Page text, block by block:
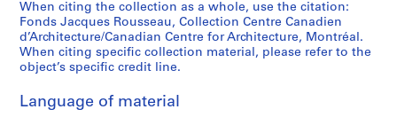
é
p
l
i
u
t
o
-
"
o
n
1
9
8
AP066.S5.D3
a
n
a
d
e
/
C
a
n
d
AP066.S5.D6
.
AP066.S5.D7
a
r
c
h
t
When citing the collection as a whole, use the citation:
Fonds Jacques Rousseau, Collection Centre Canadien
d’Architecture/Canadian Centre for Architecture, Montréal.
When citing specific collection material, please refer to the
object’s specific credit line.
Language of material